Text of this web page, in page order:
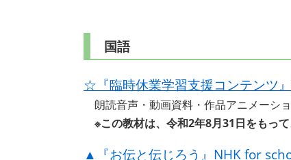
国語
☆『臨時休業学習支援コンテンツ
朗読音声・動画資料・作品アニメーシ
※この教材は、令和2年8月31日をもっ
▲『お伝と伝じろう』NHK for